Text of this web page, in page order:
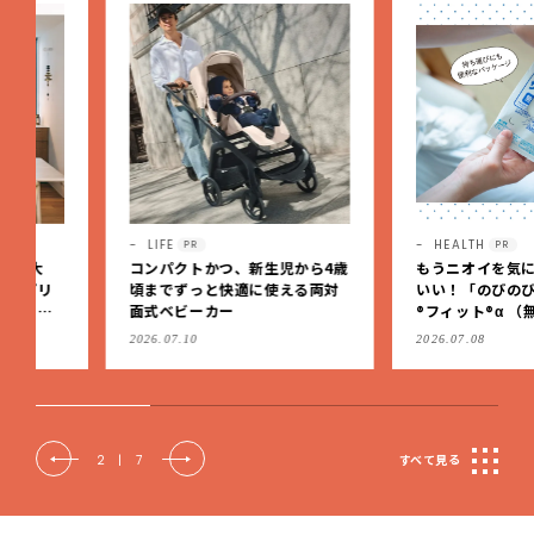
コンパクトかつ、新生児から4歳
頃までずっと快適に使える両対
面式ベビーカー
PR
もうニオイを気にしなくっ
いい！「のびのび®サロン
®フィット®α （無臭性）」
肩こりや足腰のダルさを出
2 | 7 すべて見る